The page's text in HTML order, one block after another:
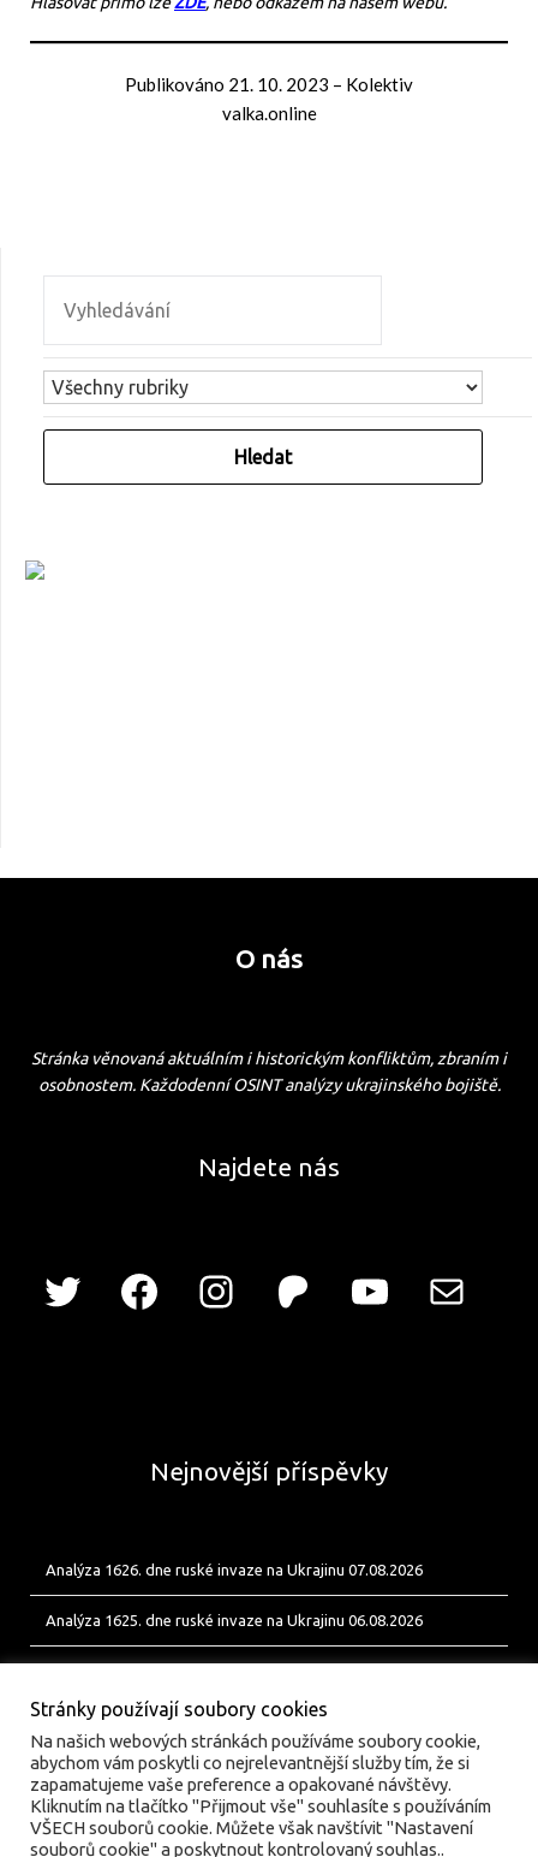
Publikováno 21. 10. 2023 – Kolektiv
valka.online
O nás
Stránka věnovaná aktuálním i historickým konfliktům, zbraním i
osobnostem. Každodenní OSINT analýzy ukrajinského bojiště.
Najdete nás
Nejnovější příspěvky
Analýza 1626. dne ruské invaze na Ukrajinu 07.08.2026
Analýza 1625. dne ruské invaze na Ukrajinu 06.08.2026
Stránky používají soubory cookies
Na našich webových stránkách používáme soubory cookie,
abychom vám poskytli co nejrelevantnější služby tím, že si
zapamatujeme vaše preference a opakované návštěvy.
Kliknutím na tlačítko "Přijmout vše" souhlasíte s používáním
VŠECH souborů cookie. Můžete však navštívit "Nastavení
souborů cookie" a poskytnout kontrolovaný souhlas..